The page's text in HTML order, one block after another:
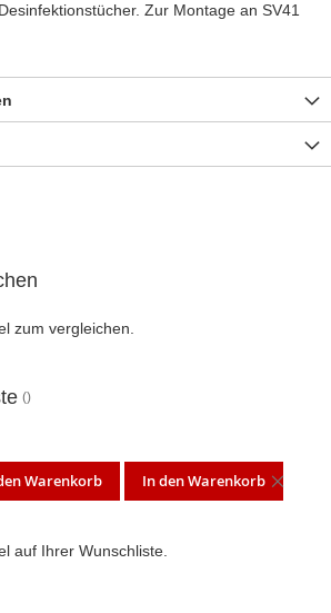
Zur Montage an SV41
zum vergleichen.
Warenkorb In den Warenkorb
auf Ihrer Wunschliste.